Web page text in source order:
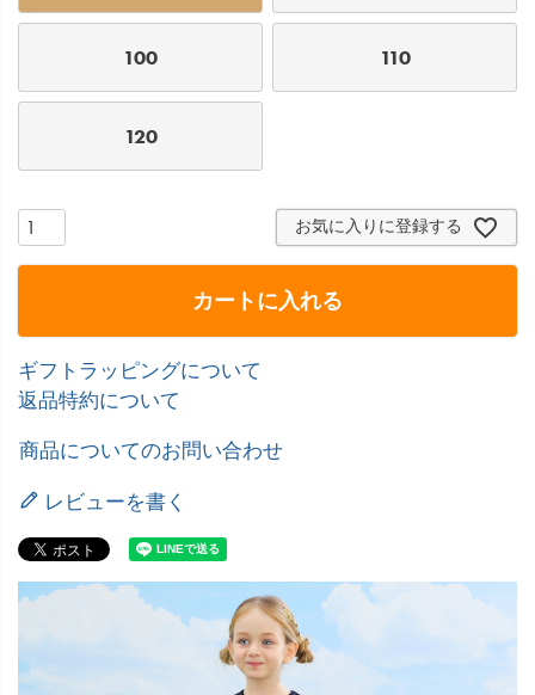
100 110
120
お気に入りに登録する
カートに入れる
ギフトラッピングについて
返品特約について
商品についてのお問い合わせ
レビューを書く